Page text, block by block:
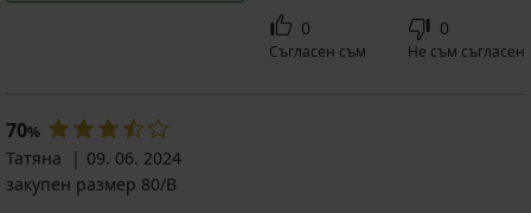
0
Съгласен съм
0
Не съм съгласен
70%
Татяна
09. 06. 2024
закупен размер 80/B